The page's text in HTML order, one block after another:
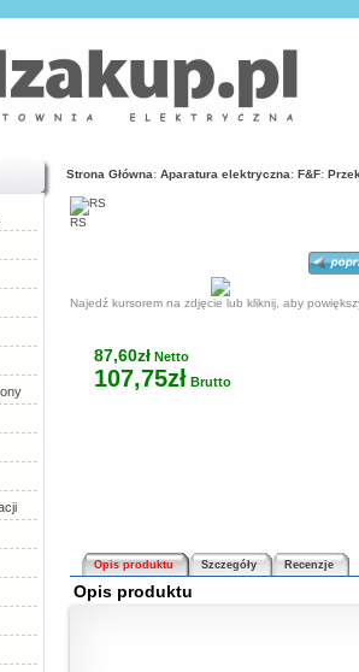
Strona Główna: Aparatura elektryczna: F&F:
RS
Najedź kursorem na zdjęcie lub kliknij, aby
87,60złNetto
107,75złBrutto
Opis produktu Szczegóły Recenzje
Opis produktu